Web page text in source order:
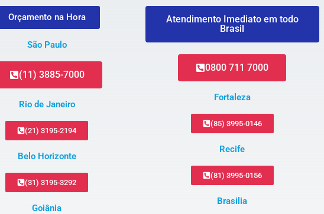
Orçamento na Hora
São Paulo
(11) 3885-7000
Rio de Janeiro
(21) 3195-2194
Belo Horizonte
(31) 3195-3292
Goiânia
Atendimento Imediato em todo
Brasil
0800 711 7000
Fortaleza
(85) 3995-0146
Recife
(81) 3995-0156
Brasilia